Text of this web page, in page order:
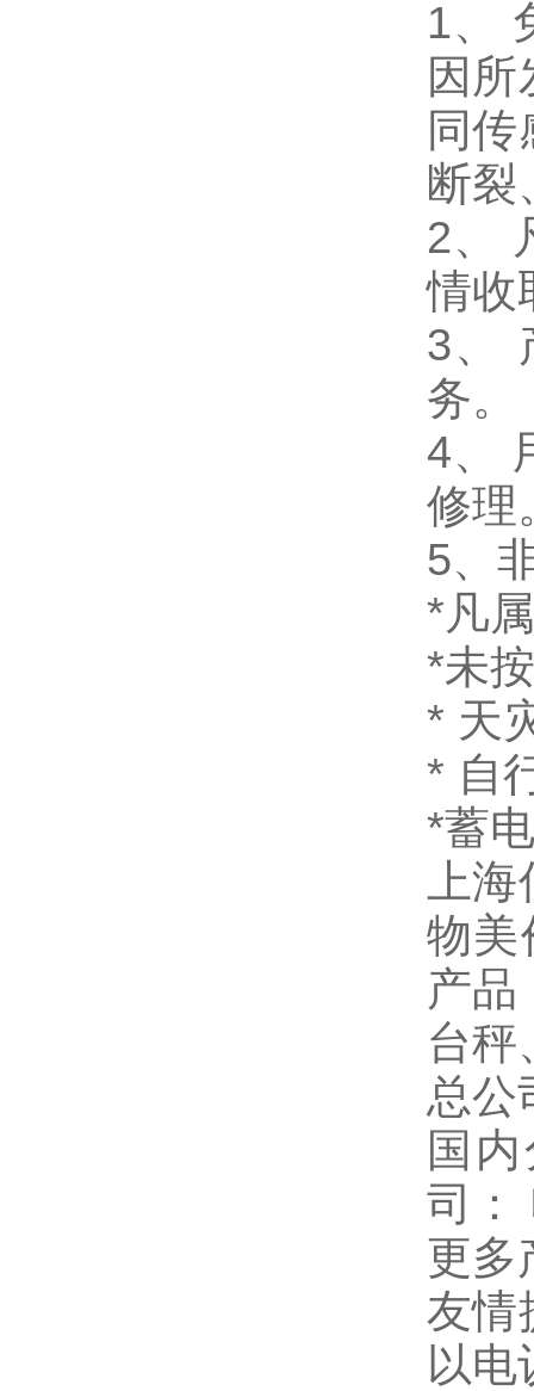
1、
因
同
断裂
2、
情收
3、
务。
4、
修理
5、
*凡
*未
* 天
* 自
*蓄
上
物美
产品
台秤
总公
国
司：
更多
友情
以电